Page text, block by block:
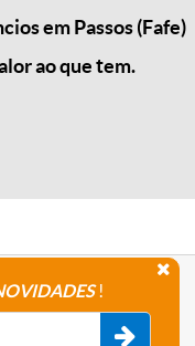
em Passos (Fafe)
ao que tem.
!